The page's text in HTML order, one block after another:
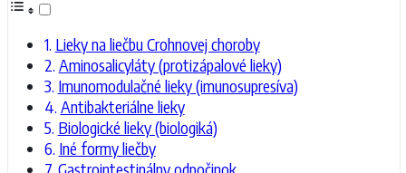
Lieky na liečbu Crohnovej choroby
Aminosalicyláty (protizápalové lieky)
Imunomodulačné lieky (imunosupresíva)
Antibakteriálne lieky
Biologické lieky (biologiká)
Iné formy liečby
Gastrointestinálny odpočinok